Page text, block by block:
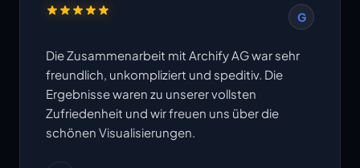
G
Die Zusammenarbeit mit Archify AG war sehr
freundlich, unkompliziert und speditiv. Die
Ergebnisse waren zu unserer vollsten
Zufriedenheit und wir freuen uns über die
schönen Visualisierungen.